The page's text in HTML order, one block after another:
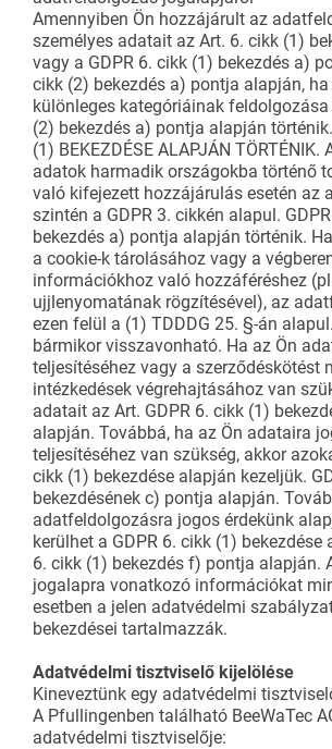
Amennyiben Ön hozzájárult az
személyes adatait az Art. 6. cikk (1)
vagy a GDPR 6. cikk (1) bekezdés a)
cikk (2) bekezdés a) pontja alapján,
különleges kategóriáinak feldolgozása
(2) bekezdés a) pontja alapján
(1) BEKEZDÉSE ALAPJÁN TÖRTÉNIK.
adatok harmadik országokba történő
való kifejezett hozzájárulás esetén az
szintén a GDPR 3. cikkén alapul.
bekezdés a) pontja alapján történik.
a cookie-k tárolásához vagy a
információkhoz való hozzáféréshez
ujjlenyomatának rögzítésével), az
ezen felül a (1) TDDDG 25. §-án
bármikor visszavonható. Ha az Ön
teljesítéséhez vagy a szerződéskötést
intézkedések végrehajtásához van
adatait az Art. GDPR 6. cikk (1)
alapján. Továbbá, ha az Ön adataira
teljesítéséhez van szükség, akkor
cikk (1) bekezdése alapján kezeljük.
bekezdésének c) pontja alapján.
adatfeldolgozásra jogos érdekünk
kerülhet a GDPR 6. cikk (1) bekezdése
6. cikk (1) bekezdés f) pontja alapján.
jogalapra vonatkozó információkat
esetben a jelen adatvédelmi
bekezdései tartalmazzák.
Adatvédelmi tisztviselő kijelölése
Kineveztünk egy adatvédelmi
A Pfullingenben található BeeWaTec
adatvédelmi tisztviselője: